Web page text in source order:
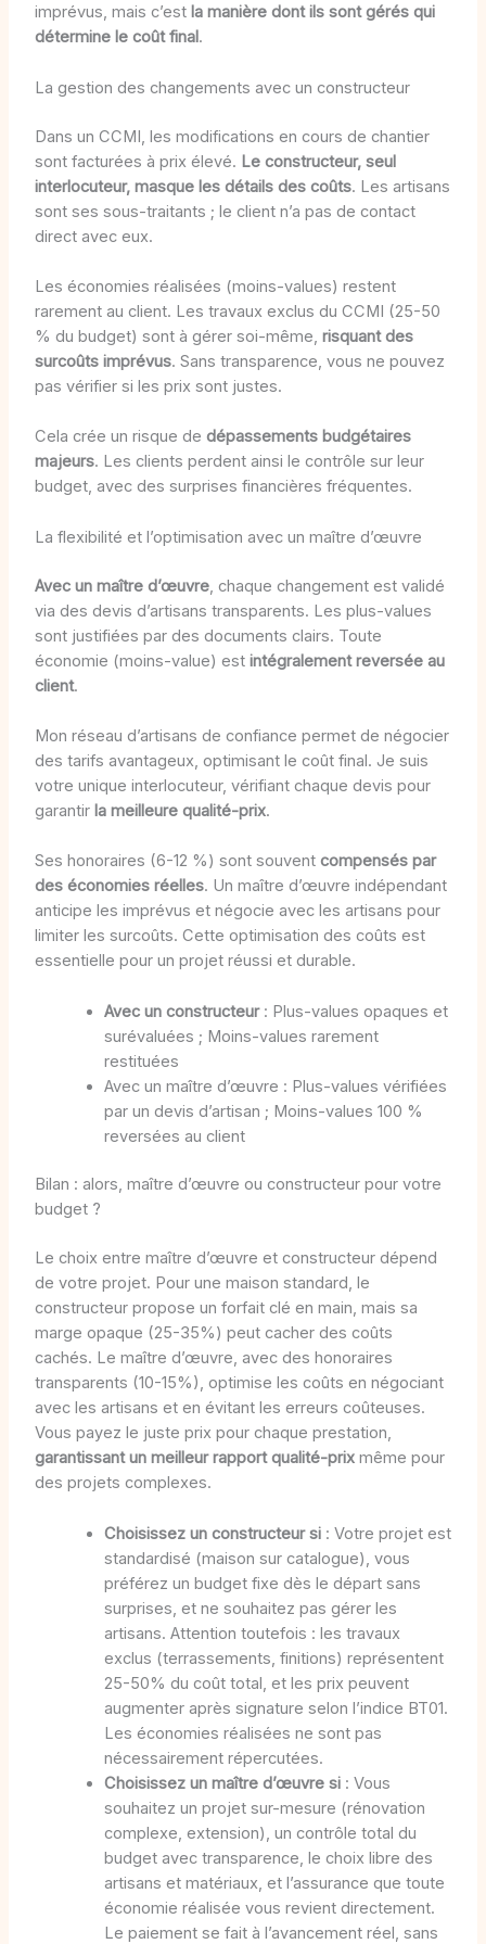
imprévus, mais c’est la manière dont ils sont gérés qui
détermine le coût final .
La gestion des changements avec un constructeur
Dans un CCMI, les modifications en cours de chantier
sont facturées à prix élevé. Le constructeur, seul
interlocuteur, masque les détails des coûts. Les artisans
sont ses sous-traitants ; le client n’a pas de contact
direct avec eux.
Les économies réalisées (moins-values) restent
rarement au client. Les travaux exclus du CCMI (25-50
% du budget) sont à gérer soi-même, risquant des
surcoûts imprévus. Sans transparence, vous ne pouvez
pas vérifier si les prix sont justes.
Cela crée un risque de dépassements budgétaires
majeurs. Les clients perdent ainsi le contrôle sur leur
budget, avec des surprises financières fréquentes.
La flexibilité et l’optimisation avec un maître d’œuvre
Avec un maître d’œuvre, chaque changement est validé
via des devis d’artisans transparents. Les plus-values
sont justifiées par des documents clairs. Toute
économie (moins-value) est intégralement reversée au
client.
Mon réseau d’artisans de confiance permet de négocier
des tarifs avantageux, optimisant le coût final. Je suis
votre unique interlocuteur, vérifiant chaque devis pour
garantir la meilleure qualité-prix.
Ses honoraires (6-12 %) sont souvent compensés par
des économies réelles. Un maître d’œuvre indépendant
anticipe les imprévus et négocie avec les artisans pour
limiter les surcoûts. Cette optimisation des coûts est
essentielle pour un projet réussi et durable.
Avec un constructeur: Plus-values opaques et
surévaluées ; Moins-values rarement
restituées
Avec un maître d’œuvre : Plus-values vérifiées
par un devis d’artisan ; Moins-values 100 %
reversées au client
Bilan : alors, maître d’œuvre ou constructeur pour votre
budget ?
Le choix entre maître d’œuvre et constructeur dépend
de votre projet. Pour une maison standard, le
constructeur propose un forfait clé en main, mais sa
marge opaque (25-35%) peut cacher des coûts
cachés. Le maître d’œuvre, avec des honoraires
transparents (10-15%), optimise les coûts en négociant
avec les artisans et en évitant les erreurs coûteuses.
Vous payez le juste prix pour chaque prestation,
garantissant un meilleur rapport qualité-prixmême pour
des projets complexes.
Choisissez un constructeur si: Votre projet est
standardisé (maison sur catalogue), vous
préférez un budget fixe dès le départ sans
surprises, et ne souhaitez pas gérer les
artisans. Attention toutefois : les travaux
exclus (terrassements, finitions) représentent
25-50% du coût total, et les prix peuvent
augmenter après signature selon l’indice BT01.
Les économies réalisées ne sont pas
nécessairement répercutées.
Choisissez un maître d’œuvre si: Vous
souhaitez un projet sur-mesure (rénovation
complexe, extension), un contrôle total du
budget avec transparence, le choix libre des
artisans et matériaux, et l’assurance que toute
économie réalisée vous revient directement.
Le paiement se fait à l’avancement réel, sans